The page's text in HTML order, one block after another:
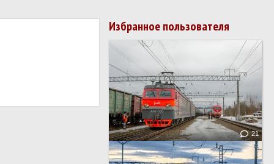
Избранное пользователя
21